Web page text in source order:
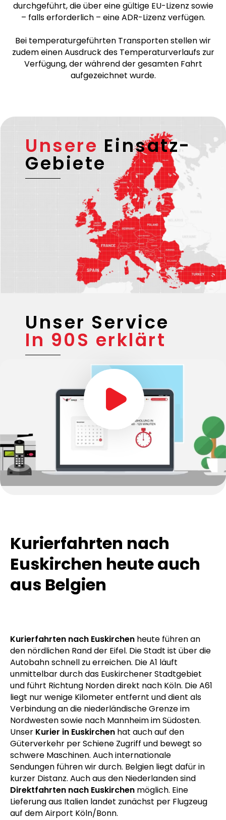
durchgeführt, die über eine gültige EU-Lizenz sowie
– falls erforderlich – eine ADR-Lizenz verfügen.
Bei temperaturgeführten Transporten stellen wir
zudem einen Ausdruck des Temperaturverlaufs zur
Verfügung, der während der gesamten Fahrt
aufgezeichnet wurde.
Unsere Einsatz-
Gebiete
Unser Service
In 90S erklärt
Kurierfahrten nach
Euskirchen heute auch
aus Belgien
Kurierfahrten nach Euskirchen heute führen an
den nördlichen Rand der Eifel. Die Stadt ist über die
Autobahn schnell zu erreichen. Die A1 läuft
unmittelbar durch das Euskirchener Stadtgebiet
und führt Richtung Norden direkt nach Köln. Die A61
liegt nur wenige Kilometer entfernt und dient als
Verbindung an die niederländische Grenze im
Nordwesten sowie nach Mannheim im Südosten.
Unser Kurier in Euskirchen hat auch auf den
Güterverkehr per Schiene Zugriff und bewegt so
schwere Maschinen. Auch internationale
Sendungen führen wir durch. Belgien liegt dafür in
kurzer Distanz. Auch aus den Niederlanden sind
Direktfahrten nach Euskirchen möglich. Eine
Lieferung aus Italien landet zunächst per Flugzeug
auf dem Airport Köln/Bonn.